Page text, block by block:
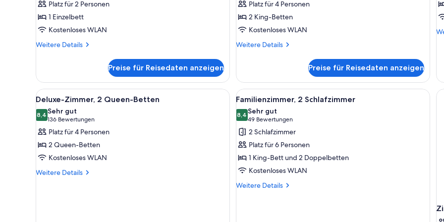
House
anzeigen
Platz für 2 Personen
1 Einzelbett
Kostenloses WLAN
Weitere Details
Weitere
of
House
Preise für Reisedaten anzeigen
anzeigen
Platz für 4 Personen
2 King-Betten
Kostenloses WLAN
Weitere Details
Weitere
Suite
Preise für Reisedaten anzeigen
1
Alle
Fotos
für
Deluxe-
Zimmer,
2 Queen-
Betten
anzeigen
Ein Hotelzimmer mit zwei Betten, einem Schreibtisch mit Laptop, einem Sessel, einer Schreibtischlampe,
4
Deluxe-Zimmer, 2 Queen-Betten
8,48,4 von 10
Sehr gut
136 Bewertungen
(136
Bewertungen)
Platz für 4 Personen
2 Queen-Betten
Kostenloses WLAN
Weitere Details
Weitere
Alle
Fotos
für
Familienzimmer,
2 Schlafzimmer
anzeigen
Ein Hotelzimmer mit Bett,
7
Familienzimmer, 2 Schlafzimmer
8,48,4 von 10
Sehr gut
49 Bewertungen
(49
Bewertungen)
2 Schlafzimmer
Platz für 6 Personen
1 King-Bett und 2 Doppelbetten
Kostenloses WLAN
Weitere Details
Weitere